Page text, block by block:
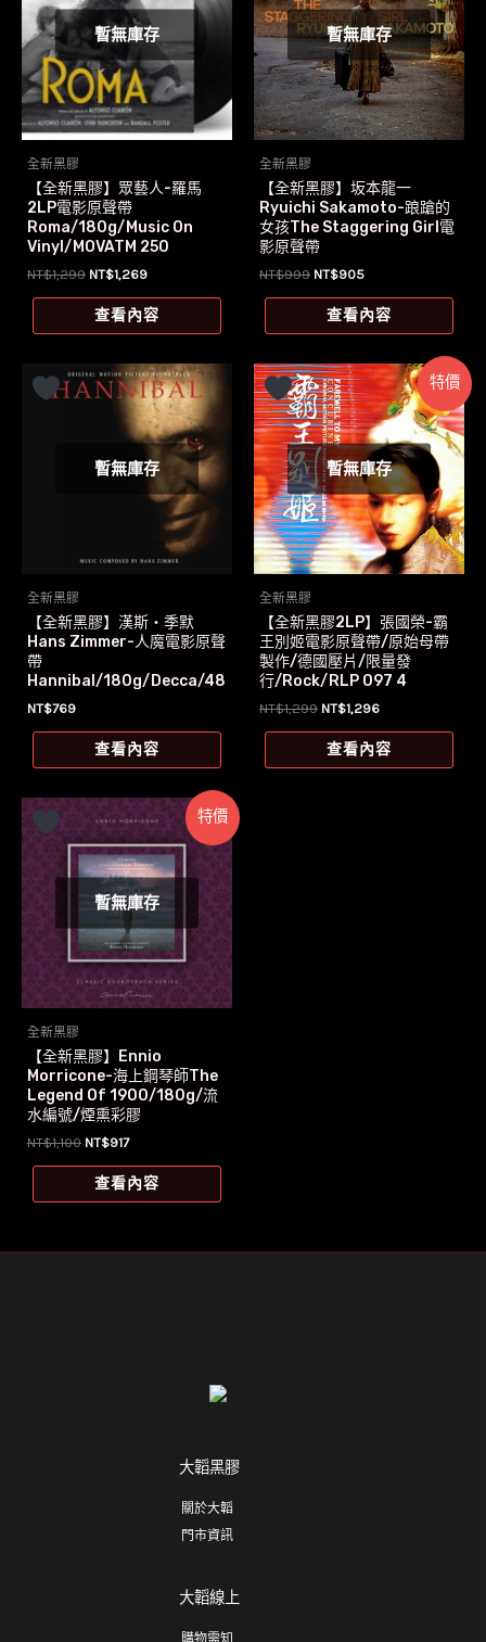
暫無庫存
全新黑膠
【全新黑膠】眾藝人-羅馬
2LP電影原聲帶
Roma/180g/Music On
Vinyl/MOVATM 250
NT$1,299 原
價
格：
NT$1,269目
價
格：
查看內容
暫無庫存
全新黑膠
【全新黑膠】坂本龍一
Ryuichi Sakamoto-踉蹌的
女孩The Staggering Girl電
影原聲帶
NT$999 原
格：
NT$905目
價
格：
查看內容
暫無庫存
全新黑膠
【全新黑膠】漢斯‧季默
Hans Zimmer-人魔電影原聲
帶
Hannibal/180g/Decca/48
3 2130
NT$769
查看內容
特價
暫無庫存
全新黑膠
【全新黑膠2LP】張國榮-霸
王別姬電影原聲帶/原始母帶
製作/德國壓片/限量發
行/Rock/RLP 097 4
NT$1,299 原
價
格：
NT$1,296目
價
格：
查看內容
特價
暫無庫存
全新黑膠
【全新黑膠】Ennio
Morricone-海上鋼琴師The
Legend Of 1900/180g/流
水編號/煙熏彩膠
NT$1,100 原
價
格：
NT$917目
價
格：
查看內容
大韜黑膠
關於大韜
門市資訊
大韜線上